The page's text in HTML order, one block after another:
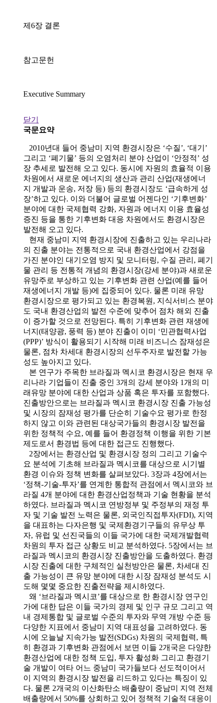
제6장 결론
참고문헌
Executive Summary
닫기
국문요약
2010년대 들어 중남미 지역 환경시장은 ‘수질’, ‘대기’
그리고 ‘폐기물’ 등의 오염처리 분야 산업이 ‘안정적’ 성
장 추세로 발전해 오고 있다. 동시에 자원의 효율적 이용
차원에서 새로운 에너지의 생산과 관리 산업(재생에너
지 개발과 운송, 저장 등) 등의 환경시장도 ‘급속하게 성
장’하고 있다. 이와 더불어 글로벌 어젠다인 ‘기후변화’
분야에 대한 국제협력 강화, 자원과 에너지 이용 효율성
증진 등을 통한 기후변화 대응 차원에서도 환경시장은
발전해 오고 있다.
현재 중남미 지역 환경시장에 진출하고 있는 우리나라
의 진출 분야는 전통적으로 국내 환경산업에서 강점을
가진 분야인 대기오염 방지 및 모니터링, 수질 관리, 폐기
물 관리 등 전통적 개념의 환경시장(강세 분야)과 새로운
유망주로 부상하고 있는 기후변화 관련 산업(예를 들어
재생에너지 개발 등)에 집중되어 있다. 물론 미래 유망
환경시장으로 평가되고 있는 환경복원, 지식서비스 분야
도 국내 환경산업의 발전 수준에 맞추어 점차 해외 진출
이 증가할 것으로 전망된다. 특히 기후변화 관련 재생에
너지(태양광, 풍력 등) 분야 진출이 이미 ‘민관협력사업
(PPP)’ 방식이 활용되기 시작해 미래 비즈니스 잠재성은
물론, 점차 차세대 환경시장의 선두주자로 발전할 가능
성도 높아지고 있다.
본 연구가 주목한 브라질과 멕시코 환경시장은 현재 우
리나라 기업들이 진출 중인 3개의 강세 분야와 1개의 미
래유망 분야에 대한 산업과 상품 혹은 투자를 포함했다.
진출방안으로는 브라질과 멕시코 환경시장 진출 가능성
및 시장의 잠재성 평가를 단순히 기술수요 평가로 한정
하지 않고 이와 관련된 대상국가들의 환경시장 발전을
위한 정책적 수요, 예를 들어 환경정책 이행을 위한 기본
제도로서 환경법 등에 대한 접근도 진행했다.
2장에서는 환경산업 및 환경시장 정의 그리고 기술수
요 분석에 기초해 브라질과 멕시코를 대상으로 시기별
환경 이슈와 정책 변화를 살펴보았다. 3장과 4장에서는
‘정책-기술-투자’를 연계한 통합적 관점에서 멕시코와 브
라질 4개 분야에 대한 환경산업정책과 기술 현황을 분석
하였다. 브라질과 멕시코 연방정부 및 주정부의 재정 투
자 및 기술 발전 노력은 물론, 외국인직접투자(FDI), 지역
을 대표하는 다자은행 및 국제환경기구들의 유무상 투
자, 유럽 및 선진국들의 이들 국가에 대한 국제개발협력
차원의 투자 접근 상황도 비교 분석하였다. 5장에서는 브
라질과 멕시코의 환경시장 진출방안을 도출하였다. 환경
시장 진출에 대한 구체적인 실천방안은 물론, 차세대 진
출 가능성이 큰 유망 분야에 대한 시장 잠재성 분석도 시
도해 몇몇 중요한 진출전략을 제시하였다.
왜 ‘브라질과 멕시코’를 대상으로 한 환경시장 연구인
가에 대한 답은 이들 국가의 경제 및 인구 규모 그리고 역
내 경제통합 및 글로벌 수준의 투자와 무역 개방 수준 등
다양한 지표에서 중남미 지역 대표성을 고려하였다. 동
시에 오늘날 지속가능 발전(SDGs) 차원의 국제협력, 특
히 환경과 기후변화 관점에서 보면 이들 2개국은 다양한
환경산업에 대한 정책 도입, 투자 활성화 그리고 환경기
술 개발이 여타 어느 중남미 국가들보다 선도적이어서
이 지역의 환경시장 발전을 리드하고 있다는 특징이 있
다. 물론 2개국의 이산화탄소 배출량이 중남미 지역 전체
배출량에서 50%를 상회하고 있어 정책적 기술적 대응이